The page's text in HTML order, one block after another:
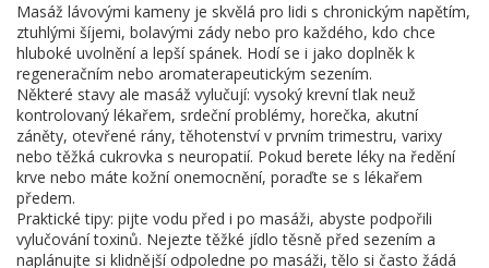
Masáž lávovými kameny je skvělá pro lidi s chronickým napětím,
ztuhlými šíjemi, bolavými zády nebo pro každého, kdo chce
hluboké uvolnění a lepší spánek. Hodí se i jako doplněk k
regeneračním nebo aromaterapeutickým sezením.
Některé stavy ale masáž vylučují: vysoký krevní tlak neuž
kontrolovaný lékařem, srdeční problémy, horečka, akutní
záněty, otevřené rány, těhotenství v prvním trimestru, varixy
nebo těžká cukrovka s neuropatií. Pokud berete léky na ředění
krve nebo máte kožní onemocnění, poraďte se s lékařem
předem.
Praktické tipy: pijte vodu před i po masáži, abyste podpořili
vylučování toxinů. Nejezte těžké jídlo těsně před sezením a
naplánujte si klidnější odpoledne po masáži, tělo si často žádá